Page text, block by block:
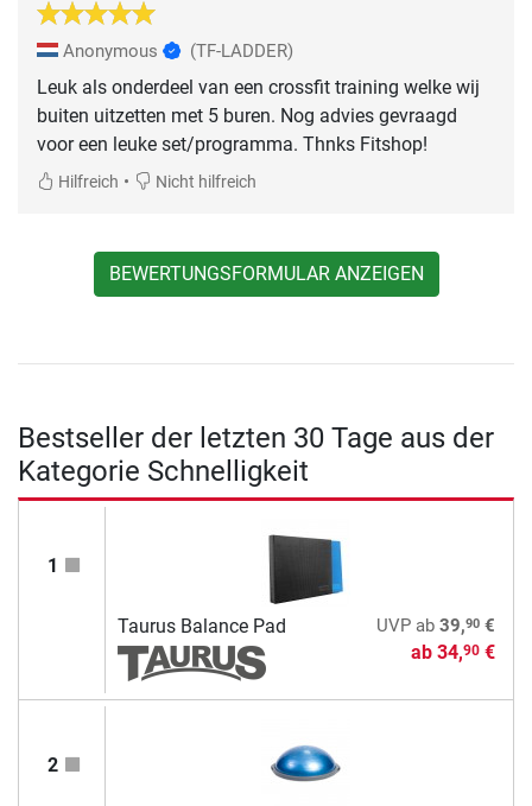
Anonymous (TF-LADDER)
Leuk als onderdeel van een crossfit training welke wij
buiten uitzetten met 5 buren. Nog advies gevraagd
voor een leuke set/programma. Thnks Fitshop!
Hilfreich • Nicht hilfreich
BEWERTUNGSFORMULAR ANZEIGEN
Bestseller der letzten 30 Tage aus der
Kategorie Schnelligkeit
1
Taurus Balance Pad UVPab 39,90€
ab 34,90€
2